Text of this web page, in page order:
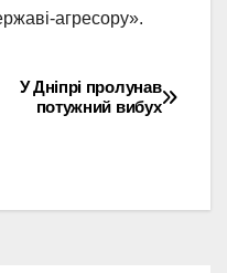
агресору».
У Дніпрі пролунав
потужний вибух